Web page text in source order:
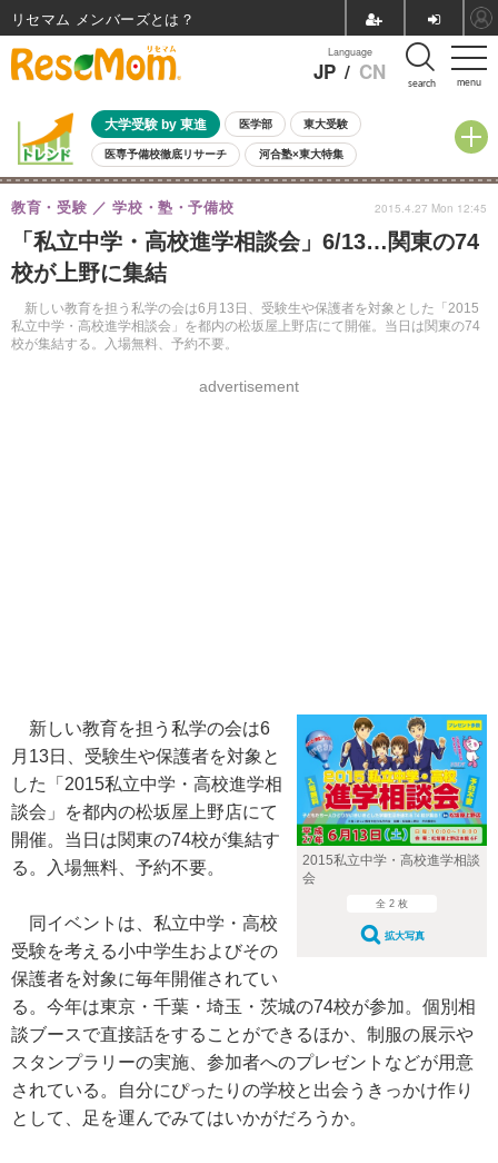
menu
Language
JP / CN search
大学受験 by 東進 医学部 東大受験
医専予備校徹底リサーチ 河合塾×東大特集
親子で考える大学選び 高校受験 中学受験 小学校受験
共通テスト 夏休み 8月開催学校説明会・相談会
8月開催イベント・WS 全国公立高校 過去問 人気記事
自由研究教材（小学生向け）
「私立中学・高校進学相談会」6/13…関東の74
校が上野に集結
新しい教育を担う私学の会は6月13日、受験生や保護者を対象とした「2015
私立中学・高校進学相談会」を都内の松坂屋上野店にて開催。当日は関東の74
校が集結する。入場無料、予約不要。
教育・受験 学校・塾・予備校
advertisement
2015.4.27 Mon 12:45
2015私立中学・高校進学相談
会
全 2 枚
拡大写真
新しい教育を担う私学の会は6
月13日、受験生や保護者を対象と
した「2015私立中学・高校進学相
談会」を都内の松坂屋上野店にて
開催。当日は関東の74校が集結す
る。入場無料、予約不要。
同イベントは、私立中学・高校
受験を考える小中学生およびその
保護者を対象に毎年開催されてい
る。今年は東京・千葉・埼玉・茨城の74校が参加。個別相
談ブースで直接話をすることができるほか、制服の展示や
スタンプラリーの実施、参加者へのプレゼントなどが用意
されている。自分にぴったりの学校と出会うきっかけ作り
として、足を運んでみてはいかがだろうか。
リセマム メンバーズ